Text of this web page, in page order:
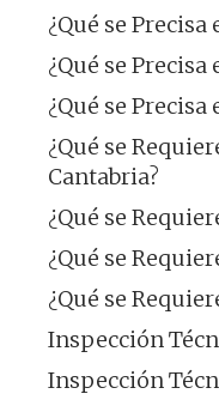
¿Qué se Precisa
¿Qué se Precisa
¿Qué se
¿Qué se
Cantabria?
¿Qué se
¿Qué se
¿Qué se
Inspección
Inspección